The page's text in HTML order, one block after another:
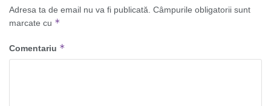
Adresa ta de email nu va fi publicată. Câmpurile obligatorii sunt
marcate cu *
Comentariu *